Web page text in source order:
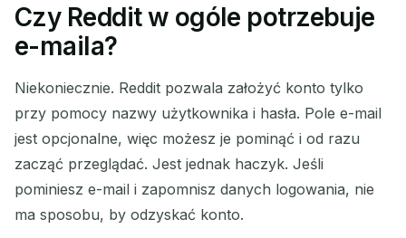
Twój tymczasowy adres e-
Kopiuj QR
Czy Reddit w ogóle potrzebuje
e-maila?
Niekoniecznie. Reddit pozwala założyć konto tylko
przy pomocy nazwy użytkownika i hasła. Pole e-mail
jest opcjonalne, więc możesz je pominąć i od razu
zacząć przeglądać. Jest jednak haczyk. Jeśli
pominiesz e-mail i zapomnisz danych logowania, nie
ma sposobu, by odzyskać konto.